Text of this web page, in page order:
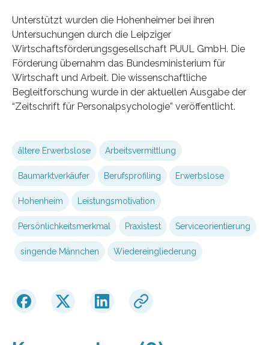
Unterstützt wurden die Hohenheimer bei ihren
Untersuchungen durch die Leipziger
Wirtschaftsförderungsgesellschaft PUUL GmbH. Die
Förderung übernahm das Bundesministerium für
Wirtschaft und Arbeit. Die wissenschaftliche
Begleitforschung wurde in der aktuellen Ausgabe der
“Zeitschrift für Personalpsychologie” veröffentlicht.
ältere Erwerbslose Arbeitsvermittlung
Baumarktverkäufer Berufsprofiling Erwerbslose
Hohenheim Leistungsmotivation
Persönlichkeitsmerkmal Praxistest Serviceorientierung
singende Männchen Wiedereingliederung